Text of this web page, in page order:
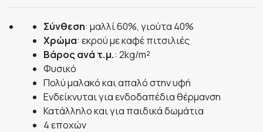
Σύνθεση: μαλλί 60%, γιούτα 40%
Χρώμα: εκρού με καφέ πιτσιλιές
Βάρος ανά τ.μ.: 2kg/m²
Φυσικό
Πολύ μαλακό και απαλό στην υφή
Ενδείκνυται για ενδοδαπέδια θέρμανση
Κατάλληλο και για παιδικά δωμάτια
4 εποχών